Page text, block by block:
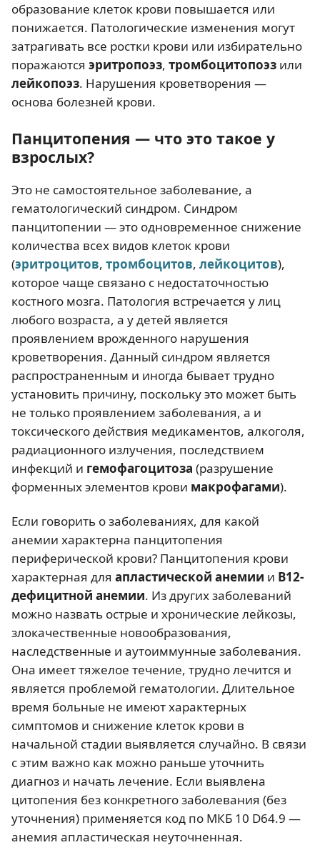
образование клеток крови повышается или
понижается. Патологические изменения могут
затрагивать все ростки крови или избирательно
поражаются эритропоэз, тромбоцитопоэз или
лейкопоэз. Нарушения кроветворения —
основа болезней крови.
Панцитопения — что это такое у
взрослых?
Это не самостоятельное заболевание, а
гематологический синдром. Синдром
панцитопении — это одновременное снижение
количества всех видов клеток крови
(эритроцитов, тромбоцитов, лейкоцитов),
которое чаще связано с недостаточностью
костного мозга. Патология встречается у лиц
любого возраста, а у детей является
проявлением врожденного нарушения
кроветворения. Данный синдром является
распространенным и иногда бывает трудно
установить причину, поскольку это может быть
не только проявлением заболевания, а и
токсического действия медикаментов, алкоголя,
радиационного излучения, последствием
инфекций и гемофагоцитоза (разрушение
форменных элементов крови макрофагами).
Если говорить о заболеваниях, для какой
анемии характерна панцитопения
периферической крови? Панцитопения крови
характерная для апластической анемии и В12-
дефицитной анемии. Из других заболеваний
можно назвать острые и хронические лейкозы,
злокачественные новообразования,
наследственные и аутоиммунные заболевания.
Она имеет тяжелое течение, трудно лечится и
является проблемой гематологии. Длительное
время больные не имеют характерных
симптомов и снижение клеток крови в
начальной стадии выявляется случайно. В связи
с этим важно как можно раньше уточнить
диагноз и начать лечение. Если выявлена
цитопения без конкретного заболевания (без
уточнения) применяется код по МКБ 10 D64.9 —
анемия апластическая неуточненная.